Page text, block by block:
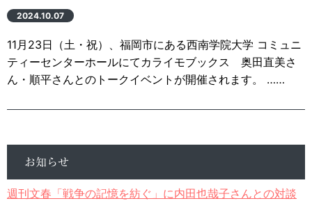
2024.10.07
11月23日（土・祝）、福岡市にある西南学院大学 コミュニ
ティーセンターホールにてカライモブックス 奥田直美さ
ん・順平さんとのトークイベントが開催されます。 ……
お知らせ
週刊文春「戦争の記憶を紡ぐ」に内田也哉子さんとの対談